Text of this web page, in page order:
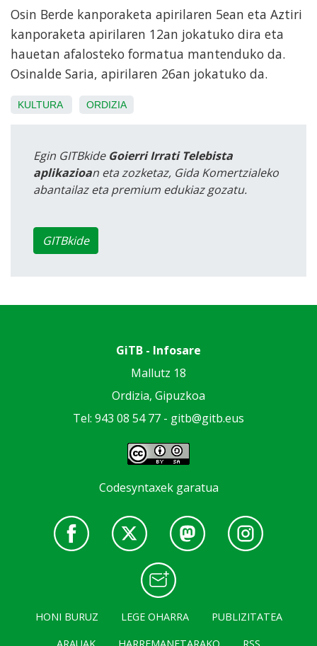
Osin Berde kanporaketa apirilaren 5ean eta Aztiri
kanporaketa apirilaren 12an jokatuko dira eta
hauetan afalosteko formatua mantenduko da.
Osinalde Saria, apirilaren 26an jokatuko da.
KULTURA ORDIZIA
Egin GITBkide Goierri Irrati Telebista
aplikazioan eta zozketaz, Gida Komertzialeko
abantailaz eta premium edukiaz gozatu.
GITBkide
GiTB - Infosare
Mallutz 18
Ordizia, Gipuzkoa
Tel: 943 08 54 77 - gitb@gitb.eus
Codesyntaxek garatua
HONI BURUZ LEGE OHARRA
PUBLIZITATEA
ARAUAK
HARREMANETARAKO RSS